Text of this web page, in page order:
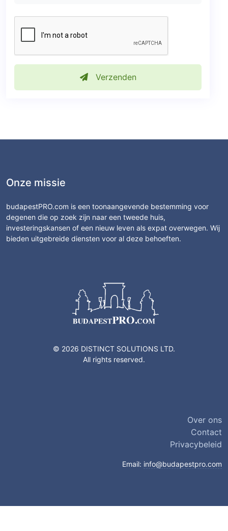
Verzenden
Onze missie
budapestPRO.com is een toonaangevende bestemming voor
degenen die op zoek zijn naar een tweede huis,
investeringskansen of een nieuw leven als expat overwegen. Wij
bieden uitgebreide diensten voor al deze behoeften.
© 2026 DISTINCT SOLUTIONS LTD.
All rights reserved.
Over ons
Contact
Privacybeleid
Email: info@budapestpro.com